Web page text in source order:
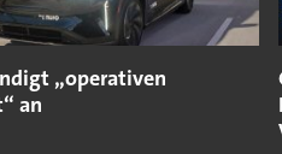
„operativen
an